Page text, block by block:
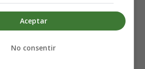
y Jack Donaldson
Aceptar
No consentir